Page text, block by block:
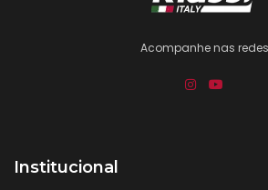
Acompanhe nas redes
Institucional